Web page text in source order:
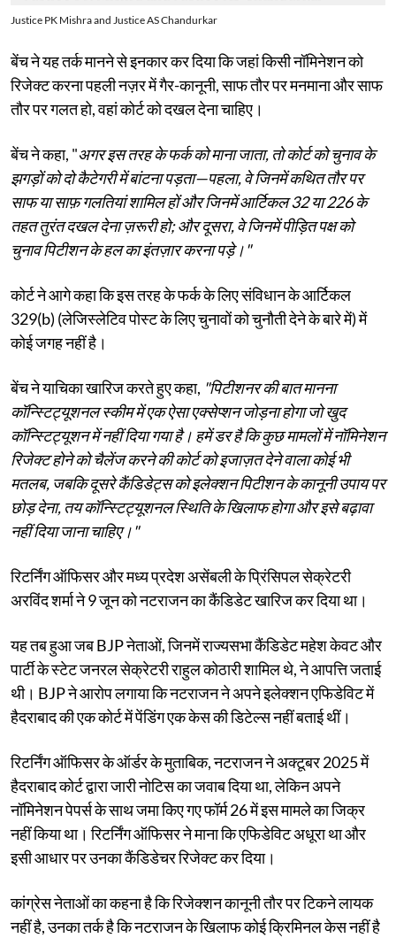
Justice PK Mishra and Justice AS Chandurkar
बेंच ने यह तर्क मानने से इनकार कर दिया कि जहां किसी नॉमिनेशन को
रिजेक्ट करना पहली नज़र में गैर-कानूनी, साफ तौर पर मनमाना और साफ
तौर पर गलत हो, वहां कोर्ट को दखल देना चाहिए।
बेंच ने कहा, "अगर इस तरह के फर्क को माना जाता, तो कोर्ट को चुनाव के
झगड़ों को दो कैटेगरी में बांटना पड़ता—पहला, वे जिनमें कथित तौर पर
साफ या साफ़ गलतियां शामिल हों और जिनमें आर्टिकल 32 या 226 के
तहत तुरंत दखल देना ज़रूरी हो; और दूसरा, वे जिनमें पीड़ित पक्ष को
चुनाव पिटीशन के हल का इंतज़ार करना पड़े।"
कोर्ट ने आगे कहा कि इस तरह के फर्क के लिए संविधान के आर्टिकल
329(b) (लेजिस्लेटिव पोस्ट के लिए चुनावों को चुनौती देने के बारे में) में
कोई जगह नहीं है।
बेंच ने याचिका खारिज करते हुए कहा, "पिटीशनर की बात मानना ​​
कॉन्स्टिट्यूशनल स्कीम में एक ऐसा एक्सेप्शन जोड़ना होगा जो खुद
कॉन्स्टिट्यूशन में नहीं दिया गया है। हमें डर है कि कुछ मामलों में नॉमिनेशन
रिजेक्ट होने को चैलेंज करने की कोर्ट को इजाज़त देने वाला कोई भी
मतलब, जबकि दूसरे कैंडिडेट्स को इलेक्शन पिटीशन के कानूनी उपाय पर
छोड़ देना, तय कॉन्स्टिट्यूशनल स्थिति के खिलाफ होगा और इसे बढ़ावा
नहीं दिया जाना चाहिए।"
रिटर्निंग ऑफिसर और मध्य प्रदेश असेंबली के प्रिंसिपल सेक्रेटरी
अरविंद शर्मा ने 9 जून को नटराजन का कैंडिडेट खारिज कर दिया था।
यह तब हुआ जब BJP नेताओं, जिनमें राज्यसभा कैंडिडेट महेश केवट और
पार्टी के स्टेट जनरल सेक्रेटरी राहुल कोठारी शामिल थे, ने आपत्ति जताई
थी। BJP ने आरोप लगाया कि नटराजन ने अपने इलेक्शन एफिडेविट में
हैदराबाद की एक कोर्ट में पेंडिंग एक केस की डिटेल्स नहीं बताई थीं।
रिटर्निंग ऑफिसर के ऑर्डर के मुताबिक, नटराजन ने अक्टूबर 2025 में
हैदराबाद कोर्ट द्वारा जारी नोटिस का जवाब दिया था, लेकिन अपने
नॉमिनेशन पेपर्स के साथ जमा किए गए फॉर्म 26 में इस मामले का जिक्र
नहीं किया था। रिटर्निंग ऑफिसर ने माना कि एफिडेविट अधूरा था और
इसी आधार पर उनका कैंडिडेचर रिजेक्ट कर दिया।
कांग्रेस नेताओं का कहना है कि रिजेक्शन कानूनी तौर पर टिकने लायक
नहीं है, उनका तर्क है कि नटराजन के खिलाफ कोई क्रिमिनल केस नहीं है